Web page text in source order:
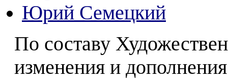
Юрий Семецкий
По составу
изменения и